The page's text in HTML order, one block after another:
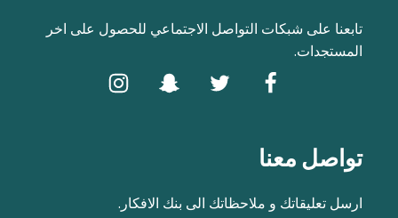
تابعنا على شبكات التواصل الاجتماعي للحصول على اخر
المستجدات.
تواصل معنا
ارسل تعليقاتك و ملاحظاتك الى بنك الافكار.